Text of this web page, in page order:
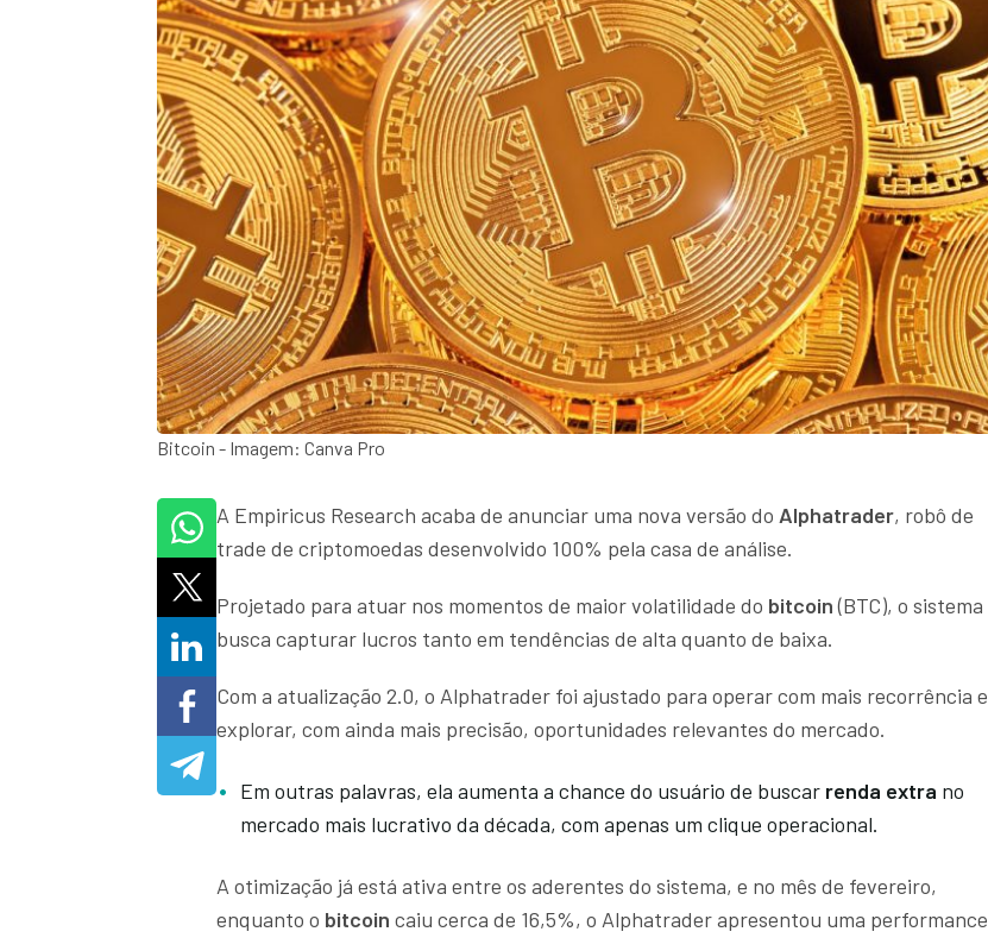
Bitcoin - Imagem: Canva Pro
A Empiricus Research acaba de anunciar uma nova versão do Alphatrader, robô de
trade de criptomoedas desenvolvido 100% pela casa de análise.
Projetado para atuar nos momentos de maior volatilidade do bitcoin(BTC), o sistema
busca capturar lucros tanto em tendências de alta quanto de baixa.
Com a atualização 2.0, o Alphatrader foi ajustado para operar com mais recorrência e
explorar, com ainda mais precisão, oportunidades relevantes do mercado.
Em outras palavras, ela aumenta a chance do usuário de buscar renda extra no
mercado mais lucrativo da década, com apenas um clique operacional.
A otimização já está ativa entre os aderentes do sistema, e no mês de fevereiro,
enquanto o bitcoin caiu cerca de 16,5%, o Alphatrader apresentou uma performance